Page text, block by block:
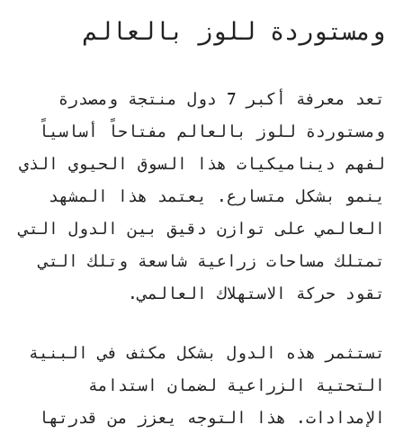
ومستوردة للوز بالعالم
تعد معرفة
أكبر 7 دول منتجة ومصدرة
ومستوردة للوز بالعالم مفتاحاً أساسياً
لفهم ديناميكيات هذا السوق الحيوي الذي
ينمو بشكل متسارع. يعتمد هذا المشهد
العالمي على توازن دقيق بين الدول التي
تمتلك مساحات زراعية شاسعة وتلك التي
تقود حركة الاستهلاك العالمي.
تستثمر هذه الدول بشكل مكثف في البنية
التحتية الزراعية لضمان استدامة
الإمدادات. هذا التوجه يعزز من قدرتها